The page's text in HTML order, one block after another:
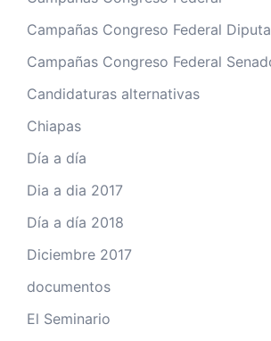
Campañas Congreso Federal
Campañas Congreso Federal
Candidaturas alternativas
Chiapas
Día a día
Dia a dia 2017
Día a día 2018
Diciembre 2017
documentos
El Seminario